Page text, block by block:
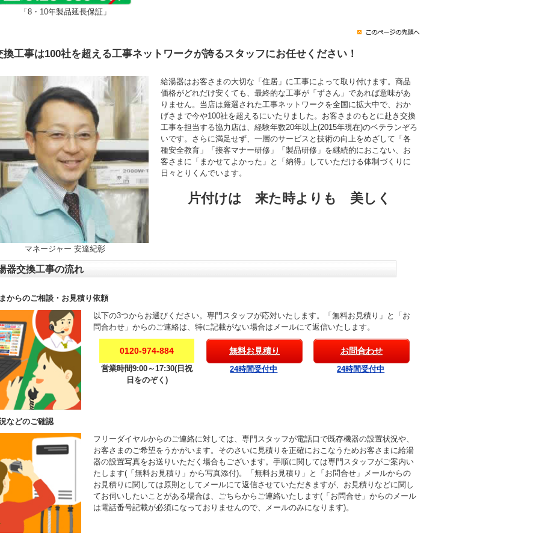
「8・10年製品延長保証」
換工事は100社を超える工事ネットワークが誇るスタッフにお任せください！
マネージャー 安達紀彰
給湯器はお客さまの大切な「住居」に工事によって取り付けます。商品
価格がどれだけ安くても、最終的な工事が「ずさん」であれば意味があ
りません。当店は厳選された工事ネットワークを全国に拡大中で、おか
げさまで今や100社を超えるにいたりました。お客さまのもとに赴き交換
工事を担当する協力店は、経験年数20年以上(2015年現在)のベテランぞろ
いです。さらに満足せず、一層のサービスと技術の向上をめざして「各
種安全教育」「接客マナー研修」「製品研修」を継続的におこない、お
客さまに「まかせてよかった」と「納得」していただける体制づくりに
日々とりくんでいます。
片付けは 来た時よりも 美しく
器交換工事の流れ
からのご相談・お見積り依頼
以下の3つからお選びください。専門スタッフが応対いたします。「無料お見積り」と「お
問合わせ」からのご連絡は、特に記載がない場合はメールにて返信いたします。
0120-974-884
営業時間9:00～17:30(日祝
日をのぞく)
無料お見積り
24時間受付中
お問合わせ
24時間受付中
などのご確認
フリーダイヤルからのご連絡に対しては、専門スタッフが電話口で既存機器の設置状況や、
お客さまのご希望をうかがいます。そのさいに見積りを正確におこなうためお客さまに給湯
器の設置写真をお送りいただく場合もございます。手順に関しては専門スタッフがご案内い
たします(「無料お見積り」から写真添付)。「無料お見積り」と「お問合せ」メールからの
お見積りに関しては原則としてメールにて返信させていただきますが、お見積りなどに関し
てお伺いしたいことがある場合は、ごちらからご連絡いたします(「お問合せ」からのメール
は電話番号記載が必須になっておりませんので、メールのみになります)。